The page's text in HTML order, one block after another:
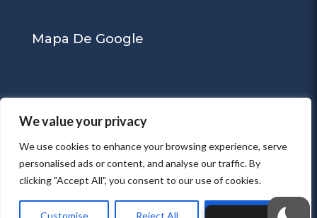
We value your privacy
We use cookies to enhance your browsing experience, serve
personalised ads or content, and analyse our traffic. By
clicking "Accept All", you consent to our use of cookies.
Customise Reject All
Mapa De Google